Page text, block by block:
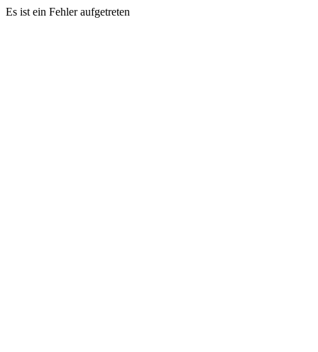
Es ist ein Fehler aufgetreten